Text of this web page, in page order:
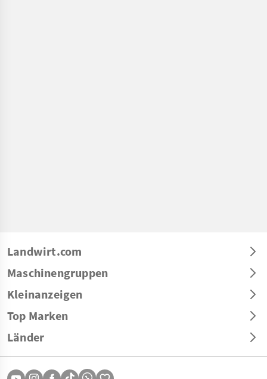
Landwirt.com
Maschinengruppen
Kleinanzeigen
Top Marken
Länder